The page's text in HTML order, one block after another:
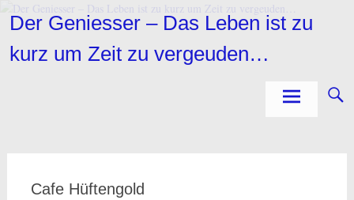
Zum
InhaltDer Geniesser – Das Leben ist zu
kurz um Zeit zu vergeuden…
Cafe Hüftengold